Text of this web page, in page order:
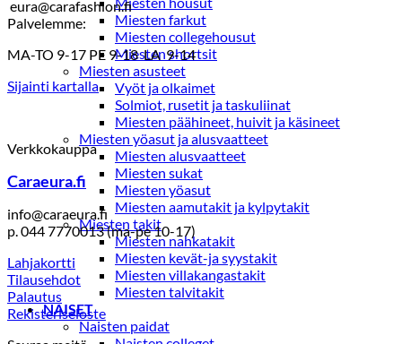
Miesten farkut
Miesten collegehousut
Miesten shortsit
Miesten asusteet
Vyöt ja olkaimet
Solmiot, rusetit ja taskuliinat
Miesten päähineet, huivit ja käsineet
Miesten yöasut ja alusvaatteet
Miesten alusvaatteet
Miesten sukat
Miesten yöasut
Miesten aamutakit ja kylpytakit
Miesten takit
Miesten nahkatakit
Miesten kevät-ja syystakit
Miesten villakangastakit
Miesten talvitakit
NAISET
Naisten paidat
eura@carafashion.fi
Palvelemme:
MA-TO 9-17 PE 9-18 LA 9-14
Sijainti kartalla
Verkkokauppa
Caraeura.fi
info@caraeura.fi
p. 044 7770013 (ma-pe 10-17)
Lahjakortti
Tilausehdot
Palautus
Rekisteriseloste